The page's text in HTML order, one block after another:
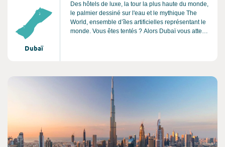
Dubaï
Des hôtels de luxe, la tour la plus haute du monde,
le palmier dessiné sur l'eau et le mythique The
World, ensemble d’îles artificielles représentant le
monde. Vous êtes tentés ? Alors Dubaï vous attend